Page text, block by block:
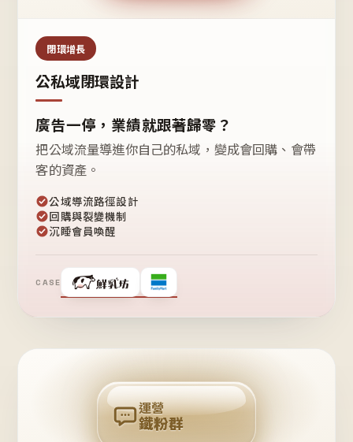
閉環增長
公私域閉環設計
廣告一停，業績就跟著歸零？
把公域流量導進你自己的私域，變成會回購、會帶
客的資產。
公域導流路徑設計
回購與裂變機制
沉睡會員喚醒
CASE
❤
粉
回
購
運營
鐵粉群